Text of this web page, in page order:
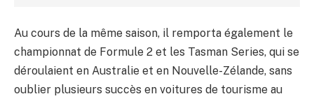
Au cours de la même saison, il remporta également le
championnat de Formule 2 et les Tasman Series, qui se
déroulaient en Australie et en Nouvelle-Zélande, sans
oublier plusieurs succès en voitures de tourisme au